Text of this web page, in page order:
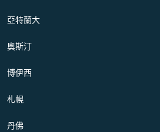
亞特蘭大
奧斯汀
博伊西
札幌
丹佛